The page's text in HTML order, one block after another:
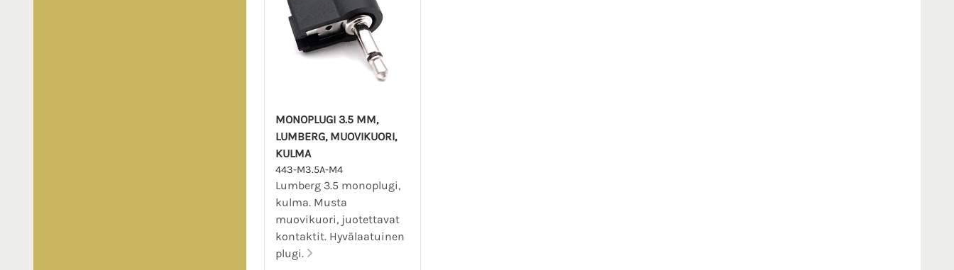
MONOPLUGI 3.5 MM,
LUMBERG, MUOVIKUORI,
KULMA
443-M3.5A-M4
Lumberg 3.5 monoplugi,
kulma. Musta
muovikuori, juotettavat
kontaktit. Hyvälaatuinen
plugi.